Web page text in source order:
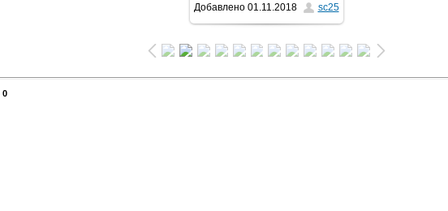
1024x683/ 317.1Kb
Добавлено01.11.2018 sc25
0